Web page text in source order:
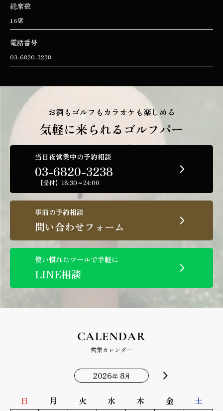
総席数
16席
電話番号
03-6820-3238
お酒もゴルフもカラオケも楽しめる
気軽に来られるゴルフバー
当日夜営業中の予約相談
03-6820-3238
【受付】18:30～24:00
事前の予約相談
問い合わせフォーム
使い慣れたツールで手軽に
LINE相談
CALENDAR
営業カレンダー
2026年8月
日 月 火 水 木 金 土